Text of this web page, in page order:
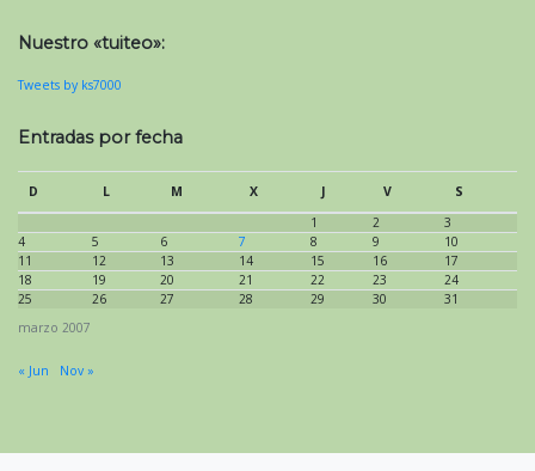
Nuestro «tuiteo»:
Tweets by ks7000
Entradas por fecha
marzo 2007
D L M X J V
S
1
2
3
4
5 6 7 8 9
10
11
12 13 14 15 16
17
18
19 20 21 22 23
24
25
26 27 28 29 30 31
« Jun Nov »